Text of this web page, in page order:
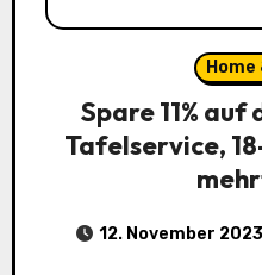
Spare 11% auf
Tafelservice,
12. November 2023